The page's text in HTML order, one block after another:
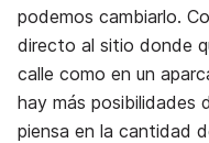
podemos cambiarlo.
directo al sitio donde
calle como en un
hay más posibilidades
piensa en la cantidad